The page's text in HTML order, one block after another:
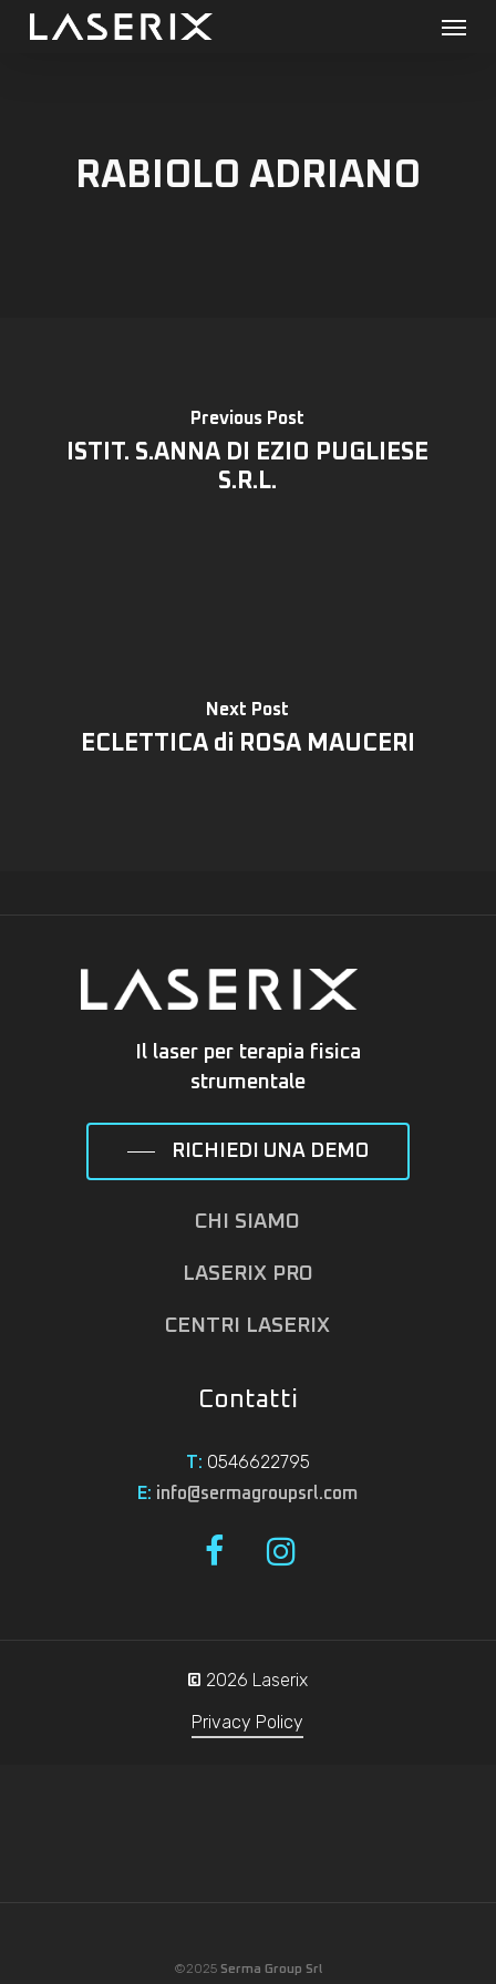
Skip
Menu
RABIOLO ADRIANO
Previous Post
ISTIT. S.ANNA DI EZIO PUGLIESE
S.R.L.
Next Post
ECLETTICA di ROSA MAUCERI
Il laser per terapia fisica
strumentale
RICHIEDI UNA DEMO
CHI SIAMO
LASERIX PRO
CENTRI LASERIX
Contatti
T: 0546622795
E: info@sermagroupsrl.com
© 2026 Laserix
Privacy Policy
©2025 Serma Group Srl